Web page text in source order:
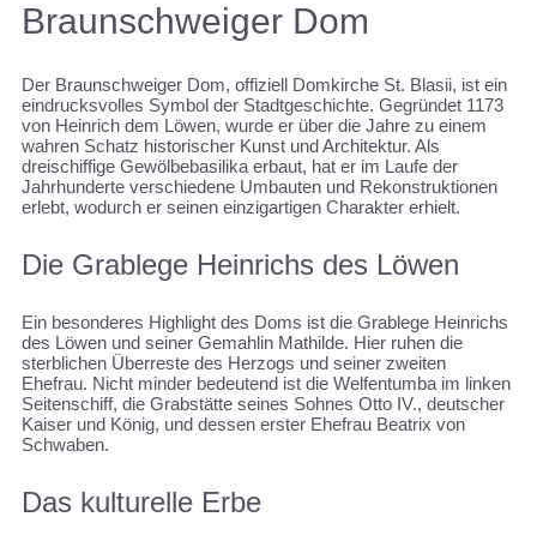
Braunschweiger Dom
Der Braunschweiger Dom, offiziell Domkirche St. Blasii, ist ein
eindrucksvolles Symbol der Stadtgeschichte. Gegründet 1173
von Heinrich dem Löwen, wurde er über die Jahre zu einem
wahren Schatz historischer Kunst und Architektur. Als
dreischiffige Gewölbebasilika erbaut, hat er im Laufe der
Jahrhunderte verschiedene Umbauten und Rekonstruktionen
erlebt, wodurch er seinen einzigartigen Charakter erhielt.
Die Grablege Heinrichs des Löwen
Ein besonderes Highlight des Doms ist die Grablege Heinrichs
des Löwen und seiner Gemahlin Mathilde. Hier ruhen die
sterblichen Überreste des Herzogs und seiner zweiten
Ehefrau. Nicht minder bedeutend ist die Welfentumba im linken
Seitenschiff, die Grabstätte seines Sohnes Otto IV., deutscher
Kaiser und König, und dessen erster Ehefrau Beatrix von
Schwaben.
Das kulturelle Erbe